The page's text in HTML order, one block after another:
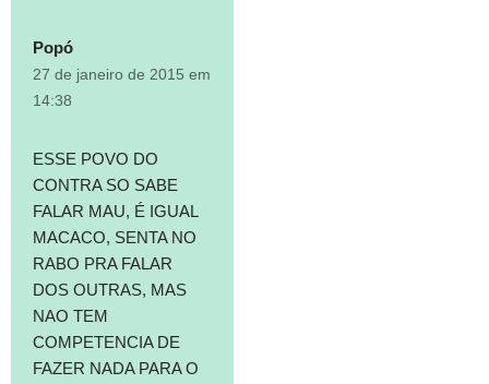
Popó
27 de janeiro de 2015 em
14:38
ESSE POVO DO
CONTRA SO SABE
FALAR MAU, É IGUAL
MACACO, SENTA NO
RABO PRA FALAR
DOS OUTRAS, MAS
NAO TEM
COMPETENCIA DE
FAZER NADA PARA O